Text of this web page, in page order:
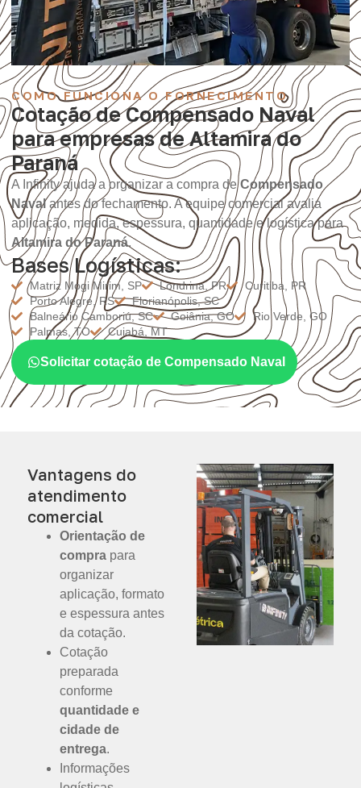
COMO FUNCIONA O FORNECIMENTO
Cotação de Compensado Naval
para empresas de Altamira do
Paraná
A Infinity ajuda a organizar a compra deCompensado
Navalantes do fechamento. A equipe comercial avalia
aplicação, medida, espessura, quantidade e logística para
Altamira do Paraná.
Bases Logísticas:
Matriz Mogi Mirim, SP Londrina, PR
Curitiba, PR
Porto Alegre, RS
Florianópolis, SC
Balneário Camboriú, SC
Goiânia, GO
Rio Verde, GO
Palmas, TO
Cuiabá, MT
Solicitar cotação de Compensado Naval
Vantagens do
atendimento
comercial
Orientação de
compra para
organizar
aplicação, formato
e espessura antes
da cotação.
Cotação
preparada
conforme
quantidade e
cidade de
entrega.
Informações